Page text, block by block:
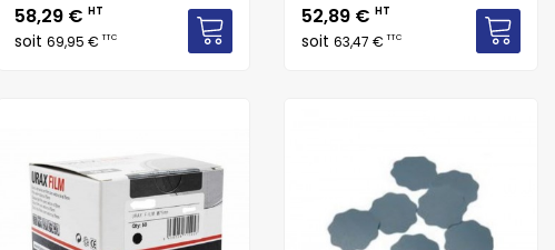
Prix
58,29 € HT
soit 69,95 €TTC
Prix
52,89 €HT
soit63,47 €TTC